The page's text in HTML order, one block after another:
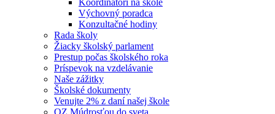
Koordinátori na škole
Výchovný poradca
Konzultačné hodiny
Rada školy
Žiacky školský parlament
Prestup počas školského roka
Príspevok na vzdelávanie
Naše zážitky
Školské dokumenty
Venujte 2% z daní našej škole
OZ Múdrosťou do sveta